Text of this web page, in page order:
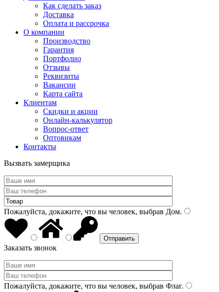
Как сделать заказ
Доставка
Оплата и рассрочка
О компании
Производство
Гарантия
Портфолио
Отзывы
Реквизиты
Вакансии
Карта сайта
Клиентам
Скидки и акции
Онлайн-калькулятор
Вопрос-ответ
Оптовикам
Контакты
Вызвать замерщика
Пожалуйста, докажите, что вы человек, выбрав Дом.
Заказать звонок
Пожалуйста, докажите, что вы человек, выбрав Флаг.